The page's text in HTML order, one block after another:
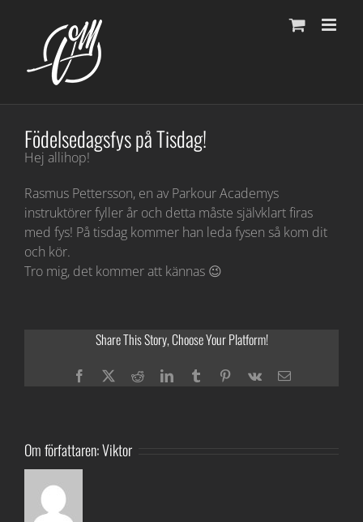
innehållet
Födelsedagsfys på Tisdag!
Hej allihop!
Rasmus Pettersson, en av Parkour Academys
instruktörer fyller år och detta måste självklart firas
med fys! På tisdag kommer han leda fysen så kom dit
och kör.
Tro mig, det kommer att kännas 😉
Share This Story, Choose Your Platform!
Facebook
TwitterRedditLinkedInTumblrPinterest
Vk
E-
Om författaren:Viktor